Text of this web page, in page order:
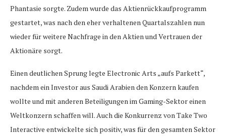
Phantasie sorgte. Zudem wurde das Aktienrückkaufprogramm
gestartet, was nach den eher verhaltenen Quartalszahlen nun
wieder für weitere Nachfrage in den Aktien und Vertrauen der
Aktionäre sorgt.
Einen deutlichen Sprung legte Electronic Arts „aufs Parkett“,
nachdem ein Investor aus Saudi Arabien den Konzern kaufen
wollte und mit anderen Beteiligungen im Gaming-Sektor einen
Weltkonzern schaffen will. Auch die Konkurrenz von Take Two
Interactive entwickelte sich positiv, was für den gesamten Sektor